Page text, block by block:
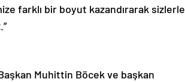
farklı bir boyut kazandırarak sizlerle
Muhittin Böcek ve başkan